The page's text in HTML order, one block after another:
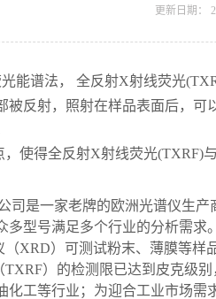
更新日期：
能谱法， 全反射X射线荧光
被反射，照射在样品表面后，
，使得全反射X射线荧光(TXRF)
司是一家老牌的欧洲光谱仪生产
多型号满足多个行业的分析需求。
（XRD）可测试粉末、薄膜等样
TXRF）的检测限已达到皮克级
化工等行业；为迎合工业市场